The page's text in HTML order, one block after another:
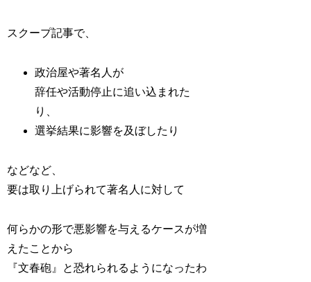
スクープ記事で、
政治屋や著名人が
辞任や活動停止に追い込まれた
り、
選挙結果に影響を及ぼしたり
などなど、
要は取り上げられて著名人に対して
何らかの形で悪影響を与えるケースが増
えたことから
『文春砲』と恐れられるようになったわ